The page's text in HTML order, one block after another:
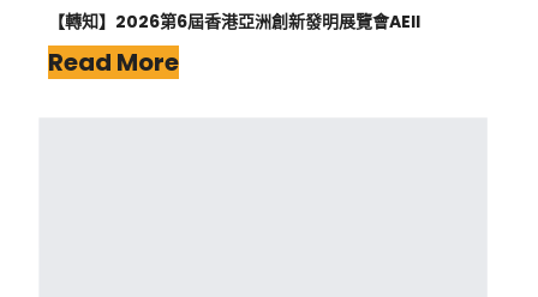
【轉知】2026第6屆香港亞洲創新發明展覽會AEII
Read More